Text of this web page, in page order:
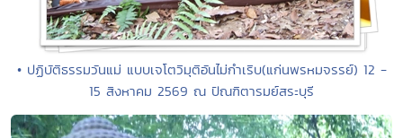
• ปฏิบัติธรรมวันแม่ แบบเจโตวิมุติอันไม่กำเริบ(แก่นพรหมจรรย์) 12 -
15 สิงหาคม 2569 ณ ปัณฑิตารมย์สระบุรี